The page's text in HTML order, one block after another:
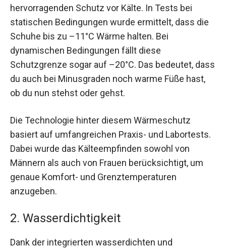
hervorragenden Schutz vor Kälte. In Tests bei
statischen Bedingungen wurde ermittelt, dass die
Schuhe bis zu –11°C Wärme halten. Bei
dynamischen Bedingungen fällt diese
Schutzgrenze sogar auf –20°C. Das bedeutet, dass
du auch bei Minusgraden noch warme Füße hast,
ob du nun stehst oder gehst.
Die Technologie hinter diesem Wärmeschutz
basiert auf umfangreichen Praxis- und Labortests.
Dabei wurde das Kälteempfinden sowohl von
Männern als auch von Frauen berücksichtigt, um
genaue Komfort- und Grenztemperaturen
anzugeben.
2. Wasserdichtigkeit
Dank der integrierten wasserdichten und